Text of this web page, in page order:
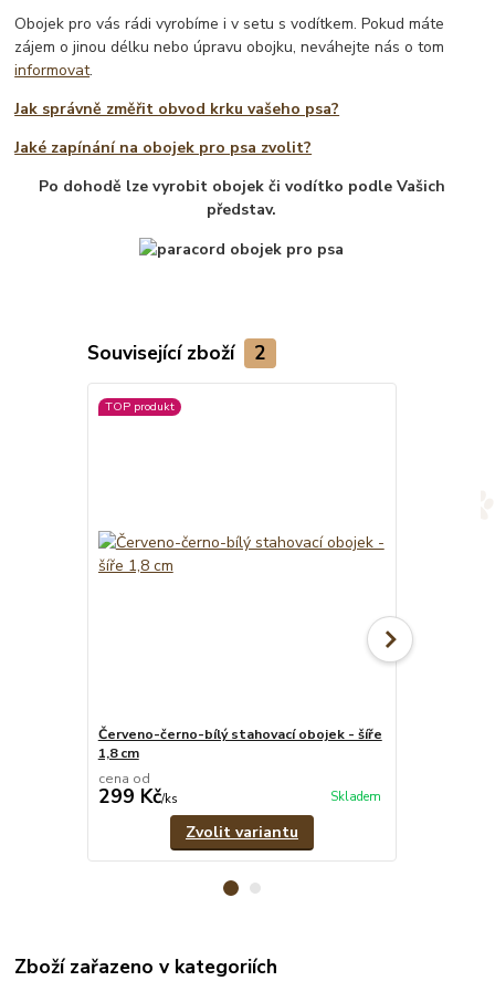
Obojek pro vás rádi vyrobíme i v setu s vodítkem. Pokud máte
zájem o jinou délku nebo úpravu obojku, neváhejte nás o tom
informovat.
Jak správně změřit obvod krku vašeho psa?
Jaké zapínání na obojek pro psa zvolit?
Po dohodě lze vyrobit obojek či vodítko podle Vašich
představ.
Související zboží 2
TOP produkt
Červeno-černo-bílý stahovací obojek - šíře
1,8 cm
cena od
299 Kč/ks Skladem
Zvolit variantu
Zboží zařazeno v kategoriích